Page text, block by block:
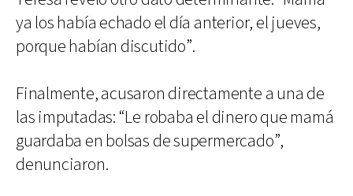
ya los había echado el día anterior, el jueves,
porque habían discutido”.
Finalmente, acusaron directamente a una de
las imputadas: “Le robaba el dinero que mamá
guardaba en bolsas de supermercado”,
denunciaron.